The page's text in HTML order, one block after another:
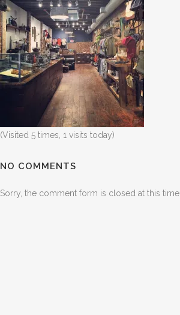
(Visited 5 times, 1 visits today)
NO COMMENTS
Sorry, the comment form is closed at this time.